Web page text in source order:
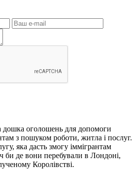
дошка оголошень для допомоги
з пошуком роботи, житла і послуг.
яка дасть змогу іммігрантам
би де вони перебували в Лондоні,
Королівстві.